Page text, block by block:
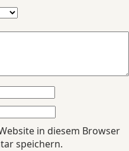
in diesem Browser
speichern.